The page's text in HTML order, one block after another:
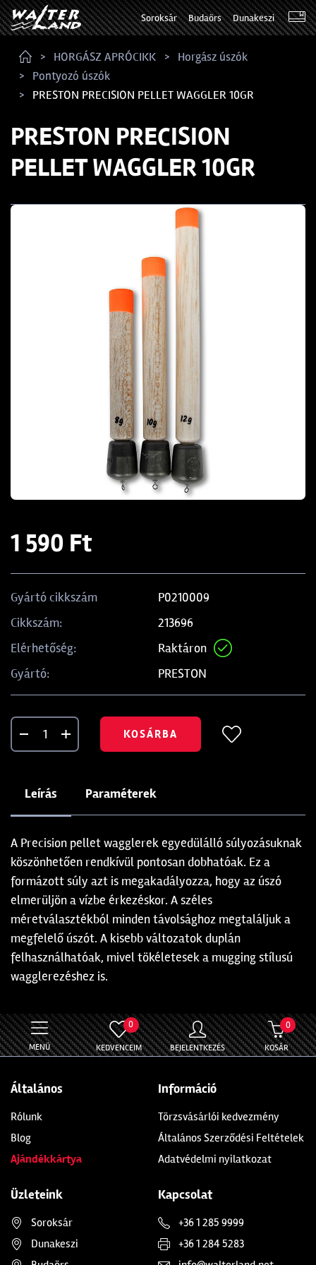
Soroksár Budaörs Dunakeszi
HORGÁSZ APRÓCIKK
Horgász úszók
Pontyozó úszók
PRESTON PRECISION PELLET WAGGLER 10GR
PRESTON PRECISION
PELLET WAGGLER 10GR
1 590 Ft
Gyártó cikkszám
P0210009
Cikkszám:
213696
Elérhetőség:
Raktáron
Gyártó:
PRESTON
KOSÁRBA
Leírás Paraméterek
A Precision pellet wagglerek egyedülálló súlyozásuknak
köszönhetően rendkívül pontosan dobhatóak. Ez a
formázott súly azt is megakadályozza, hogy az úszó
elmerüljön a vízbe érkezéskor. A széles
méretválasztékból minden távolsághoz megtaláljuk a
megfelelő úszót. A kisebb változatok duplán
felhasználhatóak, mivel tökéletesek a mugging stílusú
wagglerezéshez is.
MENÜ
0
KEDVENCEIM BEJELENTKEZÉS
0
KOSÁR
Általános
Rólunk
Blog
Ajándékkártya
Információ
Törzsvásárlói kedvezmény
Általános Szerződési Feltételek
Adatvédelmi nyilatkozat
Üzleteink
Soroksár
Dunakeszi
Kapcsolat
+36 1 285 9999
+36 1 284 5283